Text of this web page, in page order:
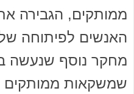
ממותקים, הגבירה
האנשים לפיתוחה
שמשקאות ממותקים